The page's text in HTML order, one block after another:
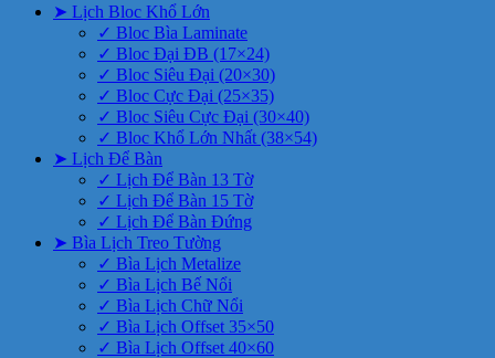
➤ Lịch Bloc Khổ Lớn
✓ Bloc Bìa Laminate
✓ Bloc Đại ĐB (17×24)
✓ Bloc Siêu Đại (20×30)
✓ Bloc Cực Đại (25×35)
✓ Bloc Siêu Cực Đại (30×40)
✓ Bloc Khổ Lớn Nhất (38×54)
➤ Lịch Để Bàn
✓ Lịch Để Bàn 13 Tờ
✓ Lịch Để Bàn 15 Tờ
✓ Lịch Để Bàn Đứng
➤ Bìa Lịch Treo Tường
✓ Bìa Lịch Metalize
✓ Bìa Lịch Bế Nổi
✓ Bìa Lịch Chữ Nổi
✓ Bìa Lịch Offset 35×50
✓ Bìa Lịch Offset 40×60